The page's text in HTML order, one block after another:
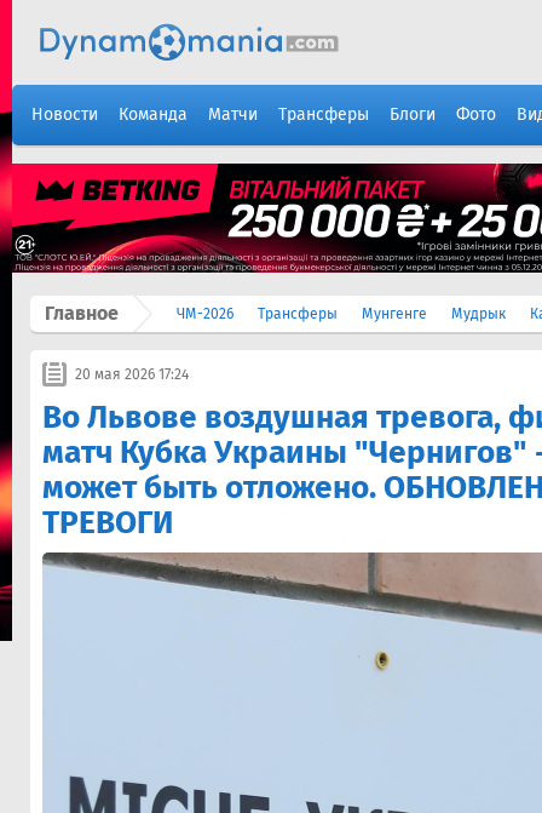
Новости Команда Матчи Трансферы Блоги Фото
Главное ЧМ-2026 Трансферы Мунгенге Мудрык
20 мая 2026 17:24
Во Львове воздушная тревога,
матч Кубка Украины
может быть отложено.
ТРЕВОГИ